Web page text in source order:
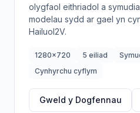
olygfaol eithriadol a
modelau sydd ar gael yn
HailuoI2V.
1280x720 5 eiliad
Cynhyrchu cyflym
Gweld y Dogfennau